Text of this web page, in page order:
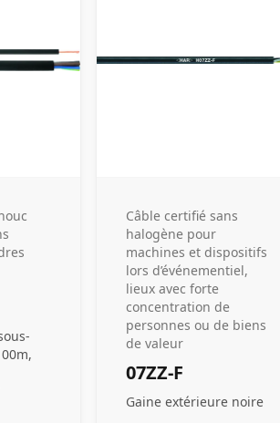
Câble certifié sans
halogène pour
machines et dispositifs
lors d’événementiel,
lieux avec forte
concentration de
personnes ou de biens
de valeur
07ZZ-F
Gaine extérieure noire